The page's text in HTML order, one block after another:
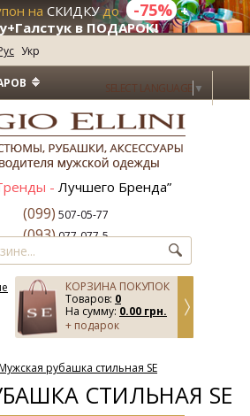
на СКИДКУдо -75% +
в ПОДАРОК!
Укр
SELECT LANGUAGE ▼
- Лучшего Бренда”
(099) 507-05-77
(093)077-077-5
КОРЗИНА ПОКУПОК
Товаров: 0
На сумму: 0.00 грн.
+ подарок
рубашка стильная SE
СТИЛЬНАЯ SE